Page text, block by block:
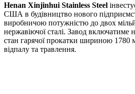
Henan Xinjinhui Stainless Steel
США в будівництво нового
виробничою потужністю до двох
нержавіючої сталі. Завод включатиме
стан гарячої прокатки шириною 1780
відпалу та травлення.